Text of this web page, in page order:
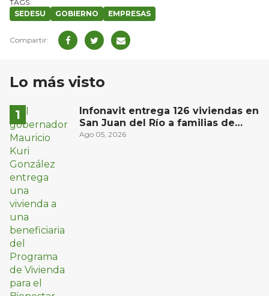
SEDESU GOBIERNO EMPRESAS
Lo más visto
Infonavit entrega 126 viviendas en
San Juan del Río a familias de
bajos ingresos
Ago 05, 2026